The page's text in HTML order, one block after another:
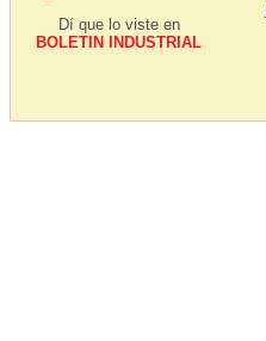
Dí que lo viste en
BOLETIN INDUSTRIAL